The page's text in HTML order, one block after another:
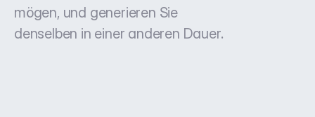
mögen, und generieren Sie
denselben in einer anderen Dauer.